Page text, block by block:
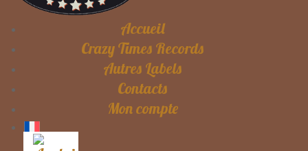
Accueil
Crazy Times Records
Autres Labels
Contacts
Mon compte